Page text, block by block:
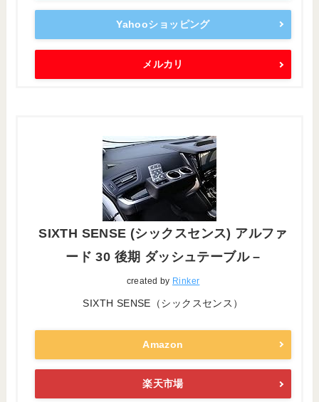
Yahooショッピング
メルカリ
SIXTH SENSE (シックスセンス) アルファ
ード 30 後期 ダッシュテーブル –
created by Rinker
SIXTH SENSE（シックスセンス）
Amazon
楽天市場